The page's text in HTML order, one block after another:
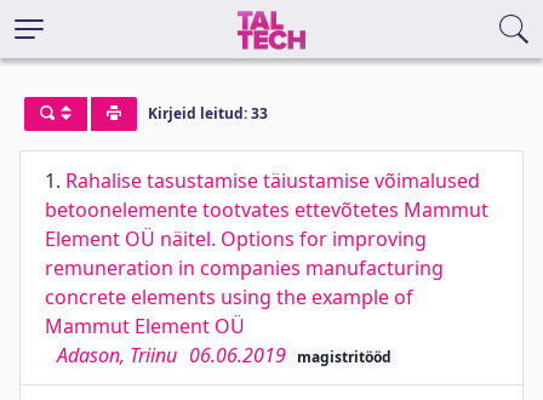
Kirjeid leitud: 33
1. Rahalise tasustamise täiustamise võimalused
betoonelemente tootvates ettevõtetes Mammut
Element OÜ näitel. Options for improving
remuneration in companies manufacturing
concrete elements using the example of
Mammut Element OÜ
Adason, Triinu 06.06.2019 magistritööd